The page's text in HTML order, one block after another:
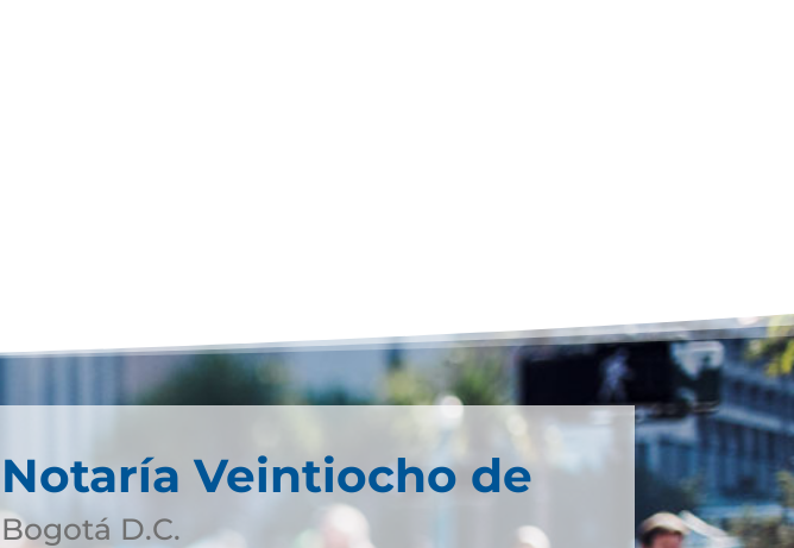
Notaría Veintiocho de
Bogotá D.C.